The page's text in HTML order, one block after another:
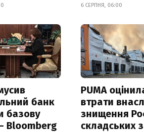
6 СЕРПНЯ, 06:00
банк
базову
Bloomberg
PUMA
втрати
знищення
складських